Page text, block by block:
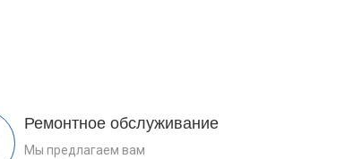
Ремонтное обслуживание
Мы предлагаем вам